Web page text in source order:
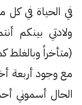
في الحياة في كل
ولادتي بينكم
(متأخراً وبالغلط
مع وجود أربعة
الحال أسموني